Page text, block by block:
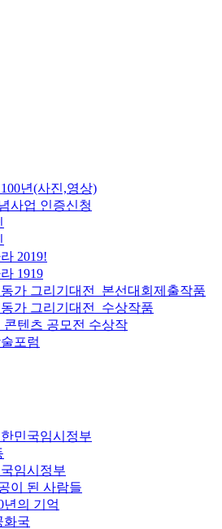
년(사진,영상)
사업 인증신청
2019!
1919
가 그리기대전_본선대회제출작품
가 그리기대전_수상작품
콘텐츠 공모전 수상작
포럼
민국임시정부
임시정부
이 된 사람들
년의 기억
화국